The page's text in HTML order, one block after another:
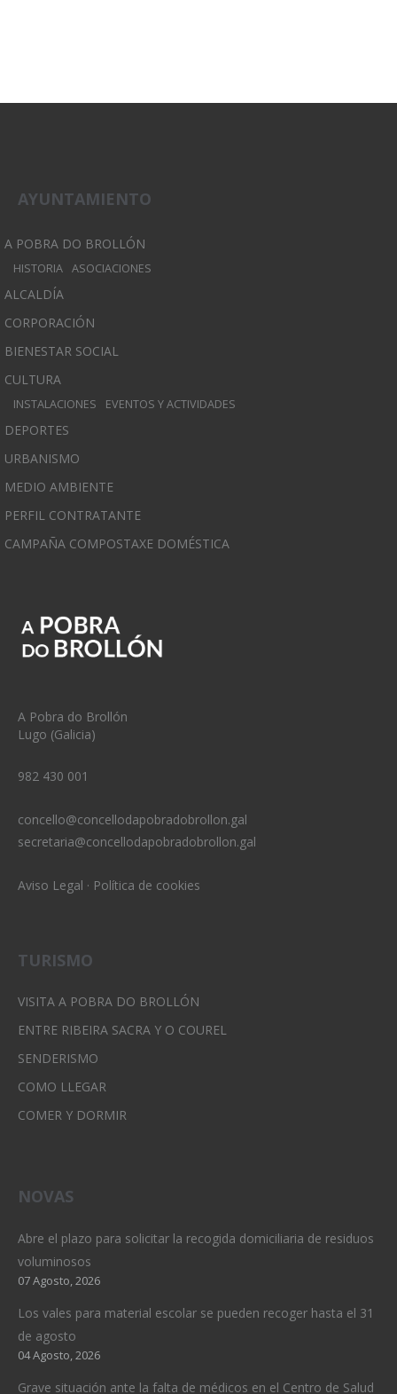
AYUNTAMIENTO
A POBRA DO BROLLÓN
HISTORIA ASOCIACIONES
ALCALDÍA
CORPORACIÓN
BIENESTAR SOCIAL
CULTURA
INSTALACIONES EVENTOS Y ACTIVIDADES
DEPORTES
URBANISMO
MEDIO AMBIENTE
PERFIL CONTRATANTE
CAMPAÑA COMPOSTAXE DOMÉSTICA
A Pobra do Brollón
Lugo (Galicia)
982 430 001
concello@concellodapobradobrollon.gal
secretaria@concellodapobradobrollon.gal
Aviso Legal · Política de cookies
TURISMO
VISITA A POBRA DO BROLLÓN
ENTRE RIBEIRA SACRA Y O COUREL
SENDERISMO
COMO LLEGAR
COMER Y DORMIR
NOVAS
Abre el plazo para solicitar la recogida domiciliaria de residuos
voluminosos
07 Agosto, 2026
Los vales para material escolar se pueden recoger hasta el 31
de agosto
04 Agosto, 2026
Grave situación ante la falta de médicos en el Centro de Salud